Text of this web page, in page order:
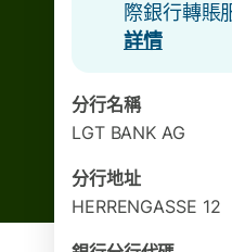
際銀行轉賬
詳情
分行名稱
LGT BANK AG
分行地址
HERRENGASSE 12